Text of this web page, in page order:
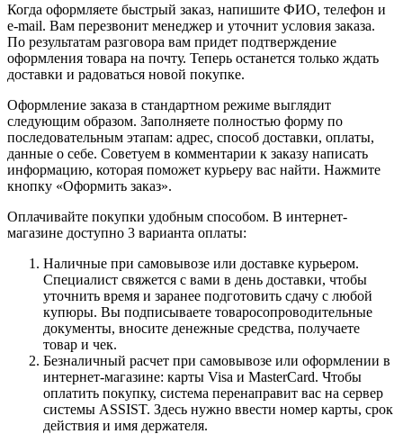
Когда оформляете быстрый заказ, напишите ФИО, телефон и
e-mail. Вам перезвонит менеджер и уточнит условия заказа.
По результатам разговора вам придет подтверждение
оформления товара на почту. Теперь останется только ждать
доставки и радоваться новой покупке.
Оформление заказа в стандартном режиме выглядит
следующим образом. Заполняете полностью форму по
последовательным этапам: адрес, способ доставки, оплаты,
данные о себе. Советуем в комментарии к заказу написать
информацию, которая поможет курьеру вас найти. Нажмите
кнопку «Оформить заказ».
Оплачивайте покупки удобным способом. В интернет-
магазине доступно 3 варианта оплаты:
Наличные при самовывозе или доставке курьером.
Специалист свяжется с вами в день доставки, чтобы
уточнить время и заранее подготовить сдачу с любой
купюры. Вы подписываете товаросопроводительные
документы, вносите денежные средства, получаете
товар и чек.
Безналичный расчет при самовывозе или оформлении в
интернет-магазине: карты Visa и MasterCard. Чтобы
оплатить покупку, система перенаправит вас на сервер
системы ASSIST. Здесь нужно ввести номер карты, срок
действия и имя держателя.